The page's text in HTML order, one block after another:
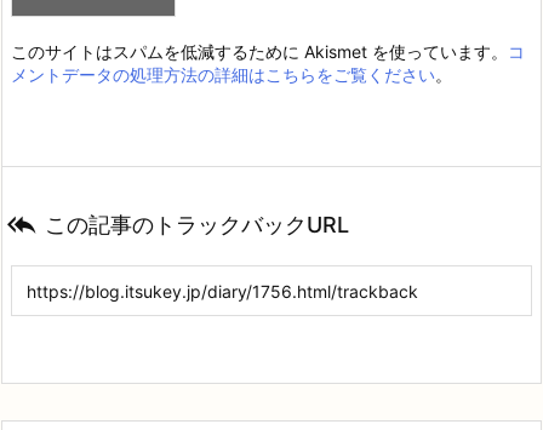
このサイトはスパムを低減するために Akismet を使っています。
コ
メントデータの処理方法の詳細はこちらをご覧ください。
 この記事のトラックバックURL